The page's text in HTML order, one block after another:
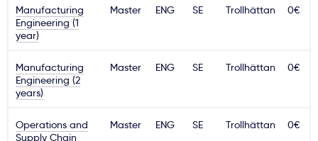
Manufacturing
Engineering (1
year)
Master ENG SE Trollhättan 0€
Manufacturing
Engineering (2
years)
Master ENG SE Trollhättan 0€
Operations and
Supply Chain
Master ENG SE Trollhättan 0€